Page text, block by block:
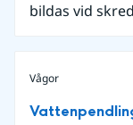
bildas vid
Vågor